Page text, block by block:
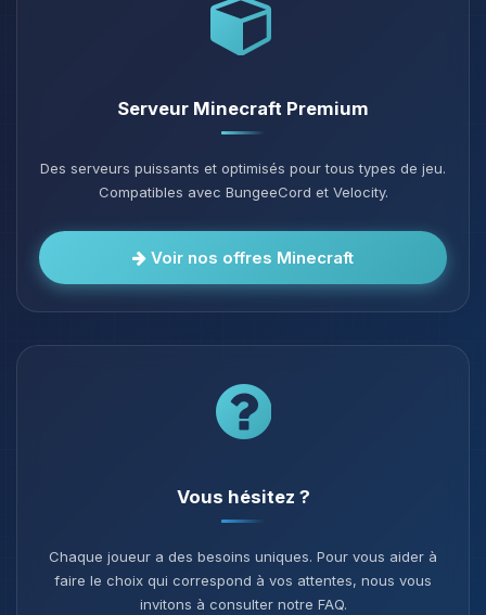
Serveur Minecraft Premium
Des serveurs puissants et optimisés pour tous types de jeu.
Compatibles avec BungeeCord et Velocity.
Voir nos offres Minecraft
Vous hésitez ?
Chaque joueur a des besoins uniques. Pour vous aider à
faire le choix qui correspond à vos attentes, nous vous
invitons à consulter notre FAQ.